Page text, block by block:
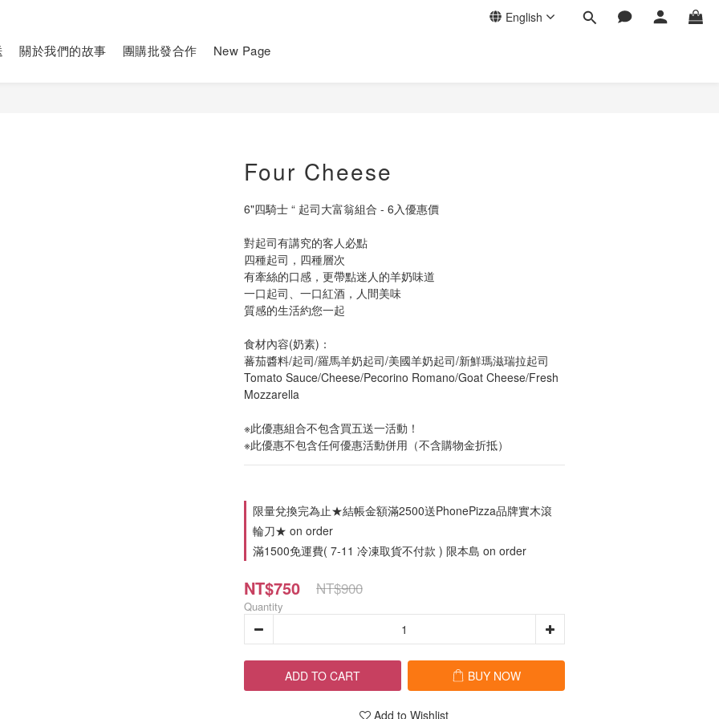
English
關於我們的故事 團購批發合作 New Page
Four Cheese
6"四騎士 “ 起司大富翁組合 - 6入優惠價
對起司有講究的客人必點
四種起司，四種層次
有牽絲的口感，更帶點迷人的羊奶味道
一口起司、一口紅酒，人間美味
質感的生活約您一起
食材內容(奶素)：
蕃茄醬料/起司/羅馬羊奶起司/美國羊奶起司/新鮮瑪滋瑞拉起司
Tomato Sauce/Cheese/Pecorino Romano/Goat Cheese/Fresh
Mozzarella
※此優惠組合不包含買五送一活動！
※此優惠不包含任何優惠活動併用（不含購物金折抵）
限量兌換完為止★結帳金額滿2500送PhonePizza品牌實木滾
輪刀★ on order
滿1500免運費( 7-11 冷凍取貨不付款 ) 限本島 on order
NT$750 NT$900
Quantity
ADD TO CART BUY NOW
Add to Wishlist